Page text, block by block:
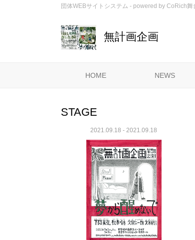
団体WEBサイトシステム - powered by CoRich舞
無計画企画
HOME NEWS
STAGE
2021.09.18 - 2021.09.18